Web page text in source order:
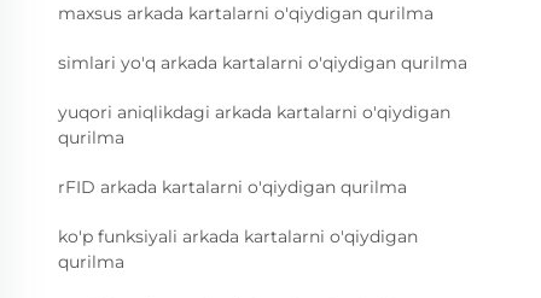
maxsus arkada kartalarni o'qiydigan qurilma
simlari yo'q arkada kartalarni o'qiydigan qurilma
yuqori aniqlikdagi arkada kartalarni o'qiydigan
qurilma
rFID arkada kartalarni o'qiydigan qurilma
ko'p funksiyali arkada kartalarni o'qiydigan
qurilma